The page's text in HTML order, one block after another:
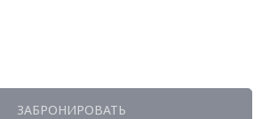
ЗАБРОНИРОВАТЬ